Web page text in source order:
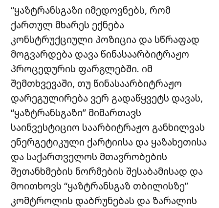
“ყაზტრანსგაზი იმედოვნებს, რომ
ქართულ მხარეს ექნება
კონსტრუქციული პოზიცია და სწრაფად
მოგვარდება დავა წინასაარბიტრაჟო
პროცედურის ფარგლებში. იმ
შემთხვევაში, თუ წინასაარბიტრაჟო
დარეგულირება ვერ გადაწყვეტს დავას,
“ყაზტრანსგაზი” მიმართავს
საინვესტიციო საარბიტრაჟო განხილვას
ენერგეტიკული ქარტიისა და ყაზახეთისა
და საქართველოს მთავრობების
შეთანხმების ნორმების შესაბამისად და
მოითხოვს “ყაზტრანსგაზ თბილისზე”
კომტროლის დაბრუნებას და ზარალის